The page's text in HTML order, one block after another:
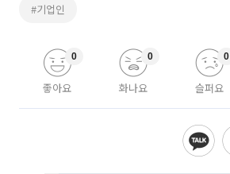
#기업인
좋아요
0
화나요
0
슬퍼요
0